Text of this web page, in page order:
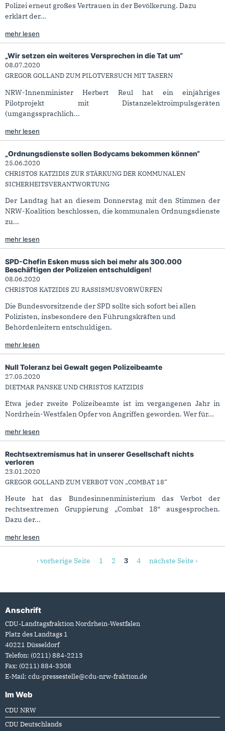
Polizei erneut großes Vertrauen in der Bevölkerung. Dazu
erklärt der...
mehr lesen
„Wir setzen ein weiteres Versprechen in die Tat um“
08.07.2020
GREGOR GOLLAND ZUM PILOTVERSUCH MIT TASERN
NRW-Innenminister Herbert Reul hat ein einjähriges
Pilotprojekt mit Distanzelektroimpulsgeräten
(umgangssprachlich...
mehr lesen
„Ordnungsdienste sollen Bodycams bekommen können“
25.06.2020
CHRISTOS KATZIDIS ZUR STÄRKUNG DER KOMMUNALEN
SICHERHEITSVERANTWORTUNG
Der Landtag hat an diesem Donnerstag mit den Stimmen der
NRW-Koalition beschlossen, die kommunalen Ordnungsdienste
zu...
mehr lesen
SPD-Chefin Esken muss sich bei mehr als 300.000
Beschäftigen der Polizeien entschuldigen!
08.06.2020
CHRISTOS KATZIDIS ZU RASSISMUSVORWÜRFEN
Die Bundesvorsitzende der SPD sollte sich sofort bei allen
Polizisten, insbesondere den Führungskräften und
Behördenleitern entschuldigen.
mehr lesen
Null Toleranz bei Gewalt gegen Polizeibeamte
27.05.2020
DIETMAR PANSKE UND CHRISTOS KATZIDIS
Etwa jeder zweite Polizeibeamte ist im vergangenen Jahr in
Nordrhein-Westfalen Opfer von Angriffen geworden. Wer für...
mehr lesen
Rechtsextremismus hat in unserer Gesellschaft nichts
verloren
23.01.2020
GREGOR GOLLAND ZUM VERBOT VON „COMBAT 18“
Heute hat das Bundesinnenministerium das Verbot der
rechtsextremen Gruppierung „Combat 18“ ausgesprochen.
Dazu der...
mehr lesen
Seiten‹ vorherige Seite 1 2 3 4 nächste Seite ›
Fußbereich
Anschrift
CDU-Landtagsfraktion Nordrhein-Westfalen
Platz des Landtags 1
40221 Düsseldorf
Telefon: (0211) 884-2213
Fax: (0211) 884-3308
E-Mail: cdu-pressestelle@cdu-nrw-fraktion.de
Im Web
CDU NRW
CDU Deutschlands